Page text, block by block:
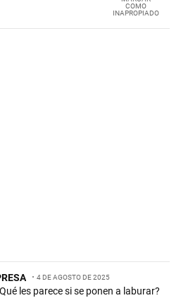
COMO
INAPROPIADO
4 DE AGOSTO DE 2025
les parece si se ponen a laburar?